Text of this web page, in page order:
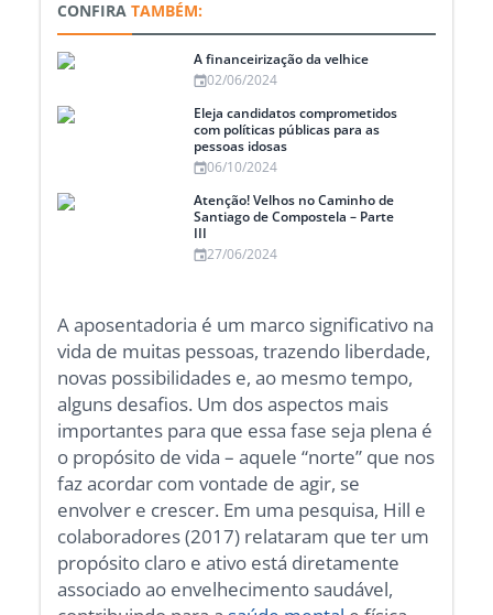
CONFIRA TAMBÉM:
A financeirização da velhice
02/06/2024
Eleja candidatos comprometidos
com políticas públicas para as
pessoas idosas
06/10/2024
Atenção! Velhos no Caminho de
Santiago de Compostela – Parte
III
27/06/2024
A aposentadoria é um marco significativo na
vida de muitas pessoas, trazendo liberdade,
novas possibilidades e, ao mesmo tempo,
alguns desafios. Um dos aspectos mais
importantes para que essa fase seja plena é
o propósito de vida – aquele “norte” que nos
faz acordar com vontade de agir, se
envolver e crescer. Em uma pesquisa, Hill e
colaboradores (2017) relataram que ter um
propósito claro e ativo está diretamente
associado ao envelhecimento saudável,